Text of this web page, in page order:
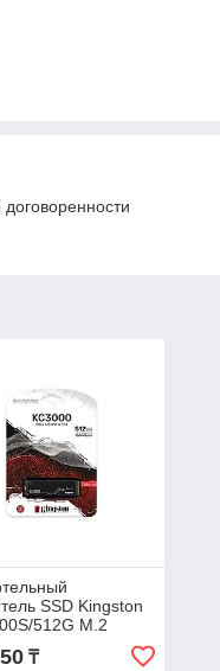
SSD Kingston
512G M.2
4.0
₸